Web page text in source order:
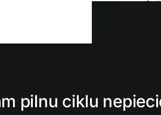
pilnu ciklu